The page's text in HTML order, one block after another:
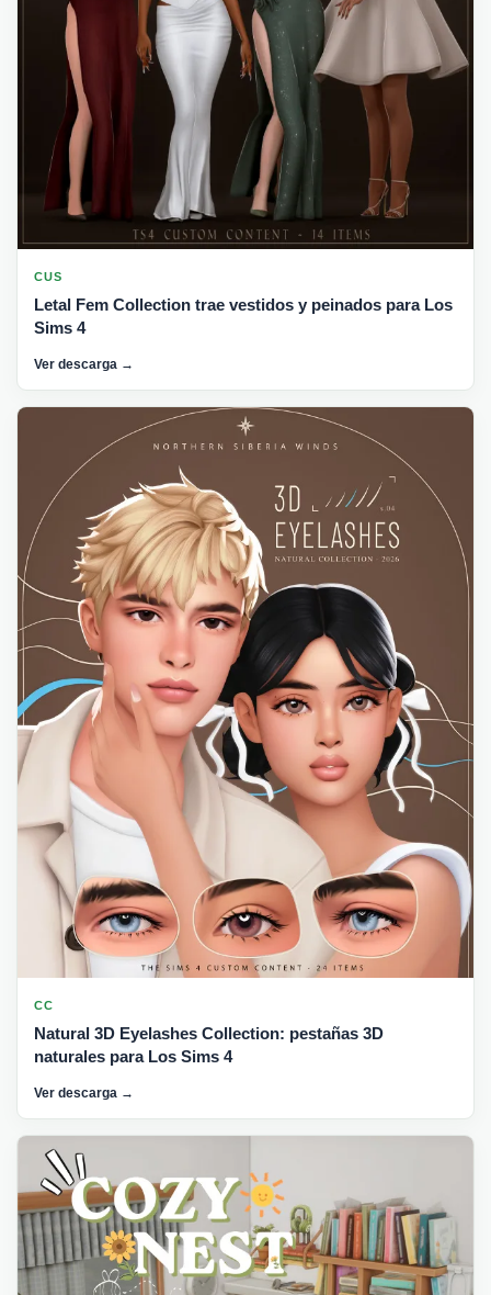
CUS
Letal Fem Collection trae vestidos y peinados para Los
Sims 4
Ver descarga →
CC
Natural 3D Eyelashes Collection: pestañas 3D
naturales para Los Sims 4
Ver descarga →